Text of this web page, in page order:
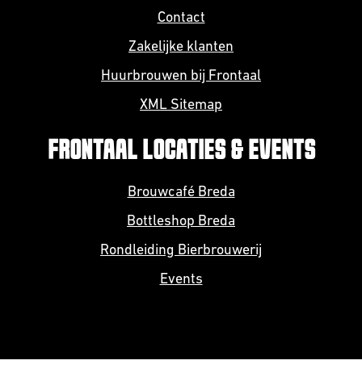
Contact
Zakelijke klanten
Huurbrouwen bij Frontaal
XML Sitemap
FRONTAAL LOCATIES & EVENTS
Brouwcafé Breda
Bottleshop Breda
Rondleiding Bierbrouwerij
Events